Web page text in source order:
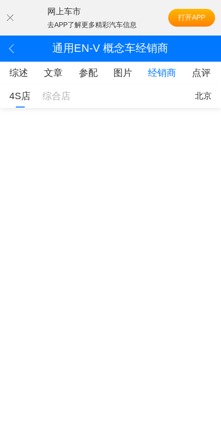
网上车市
去APP了解更多精彩汽车信息
打开APP
通用EN-V 概念车经销商
综述 文章 参配 图片 经销商 点评
4S店 综合店 北京